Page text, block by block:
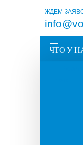
ЖДЕМ
ЧТО У